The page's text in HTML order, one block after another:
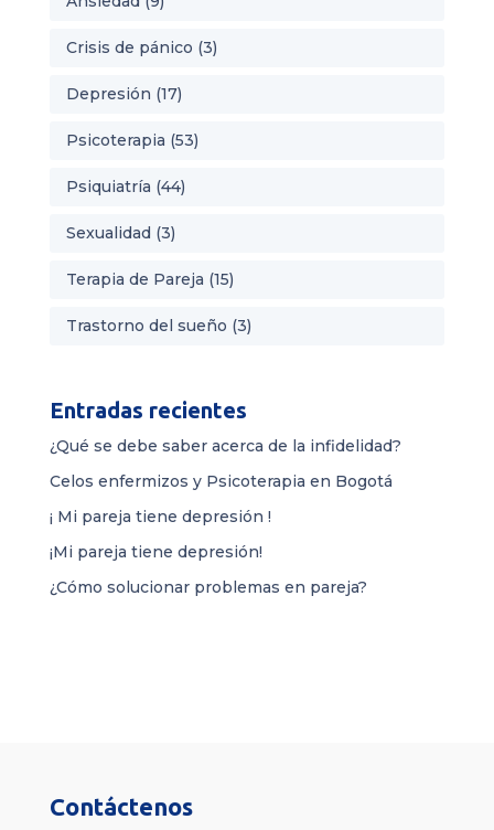
Crisis de pánico (3)
Depresión (17)
Psicoterapia (53)
Psiquiatría (44)
Sexualidad (3)
Terapia de Pareja (15)
Trastorno del sueño (3)
Entradas recientes
¿Qué se debe saber acerca de la infidelidad?
Celos enfermizos y Psicoterapia en Bogotá
¡ Mi pareja tiene depresión !
¡Mi pareja tiene depresión!
¿Cómo solucionar problemas en pareja?
Contáctenos